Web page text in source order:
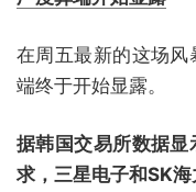
在周五最新的这场
端终于开始显露。
据韩国交易所数据
求，三星电子和SK